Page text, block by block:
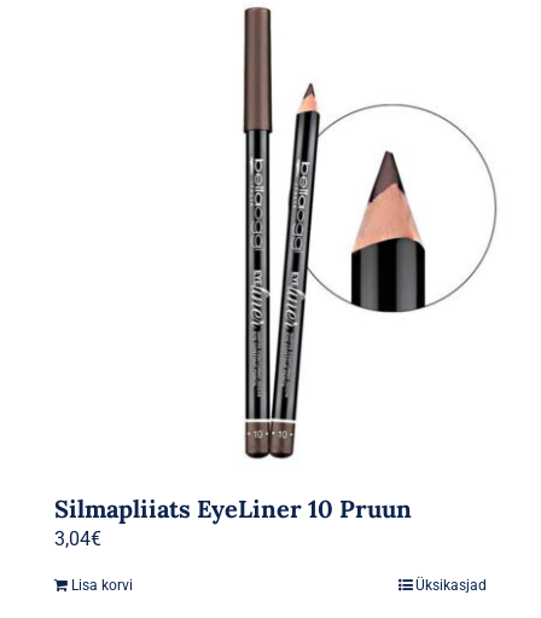
Silmapliiats EyeLiner 10 Pruun
3,04€
Lisa korvi Üksikasjad